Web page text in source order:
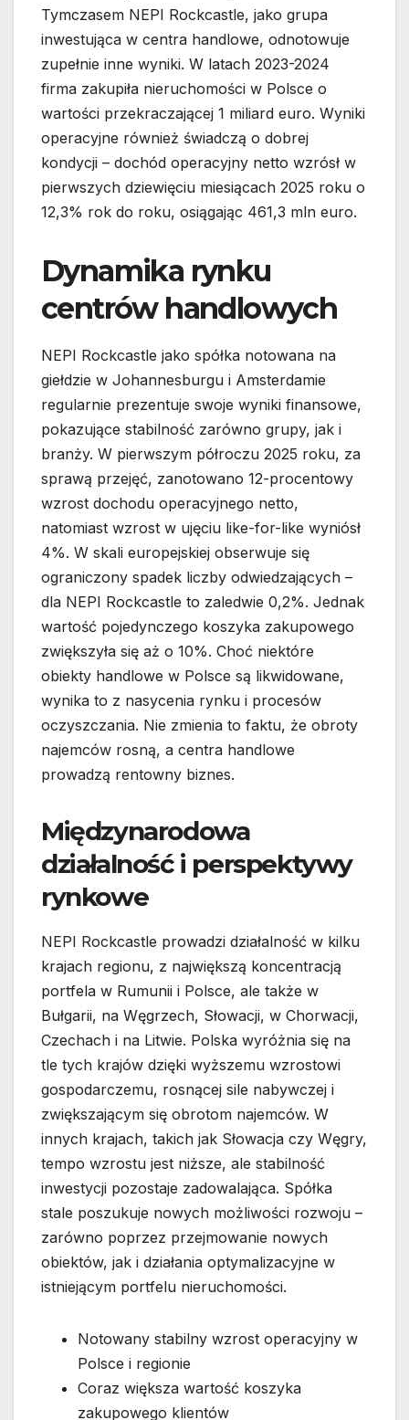
Tymczasem NEPI Rockcastle, jako grupa
inwestująca w centra handlowe, odnotowuje
zupełnie inne wyniki. W latach 2023-2024
firma zakupiła nieruchomości w Polsce o
wartości przekraczającej 1 miliard euro. Wyniki
operacyjne również świadczą o dobrej
kondycji – dochód operacyjny netto wzrósł w
pierwszych dziewięciu miesiącach 2025 roku o
12,3% rok do roku, osiągając 461,3 mln euro.
Dynamika rynku
centrów handlowych
NEPI Rockcastle jako spółka notowana na
giełdzie w Johannesburgu i Amsterdamie
regularnie prezentuje swoje wyniki finansowe,
pokazujące stabilność zarówno grupy, jak i
branży. W pierwszym półroczu 2025 roku, za
sprawą przejęć, zanotowano 12-procentowy
wzrost dochodu operacyjnego netto,
natomiast wzrost w ujęciu like-for-like wyniósł
4%. W skali europejskiej obserwuje się
ograniczony spadek liczby odwiedzających –
dla NEPI Rockcastle to zaledwie 0,2%. Jednak
wartość pojedynczego koszyka zakupowego
zwiększyła się aż o 10%. Choć niektóre
obiekty handlowe w Polsce są likwidowane,
wynika to z nasycenia rynku i procesów
oczyszczania. Nie zmienia to faktu, że obroty
najemców rosną, a centra handlowe
prowadzą rentowny biznes.
Międzynarodowa
działalność i perspektywy
rynkowe
NEPI Rockcastle prowadzi działalność w kilku
krajach regionu, z największą koncentracją
portfela w Rumunii i Polsce, ale także w
Bułgarii, na Węgrzech, Słowacji, w Chorwacji,
Czechach i na Litwie. Polska wyróżnia się na
tle tych krajów dzięki wyższemu wzrostowi
gospodarczemu, rosnącej sile nabywczej i
zwiększającym się obrotom najemców. W
innych krajach, takich jak Słowacja czy Węgry,
tempo wzrostu jest niższe, ale stabilność
inwestycji pozostaje zadowalająca. Spółka
stale poszukuje nowych możliwości rozwoju –
zarówno poprzez przejmowanie nowych
obiektów, jak i działania optymalizacyjne w
istniejącym portfelu nieruchomości.
Notowany stabilny wzrost operacyjny w
Polsce i regionie
Coraz większa wartość koszyka
zakupowego klientów